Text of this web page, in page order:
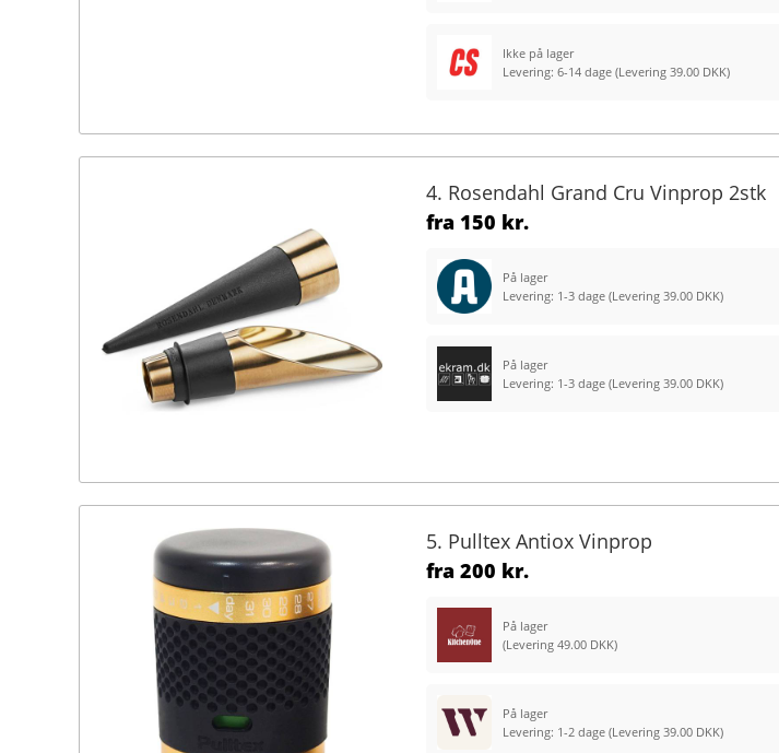
Ikke på lager
Levering: 6-14 dage (Levering 39.00 DKK)
4. Rosendahl Grand Cru Vinprop 2stk
fra 150 kr.
På lager
Levering: 1-3 dage (Levering 39.00 DKK)
På lager
Levering: 1-3 dage (Levering 39.00 DKK)
5. Pulltex Antiox Vinprop
fra 200 kr.
På lager
(Levering 49.00 DKK)
På lager
Levering: 1-2 dage (Levering 39.00 DKK)